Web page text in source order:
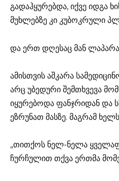
გადაჰყურებდა, იქვე იდგა
მუხლებზე კი კუბოკრული
და ერთ დღესაც მან
ამისთვის აშკარა
არც უბედური შემთხვევა
იყურებოდა ფანჯრიდან და
ეზრუნათ მასზე. მაგრამ
„თითქოს ნელ-ნელა
ჩურჩულით თქვა ერთმა